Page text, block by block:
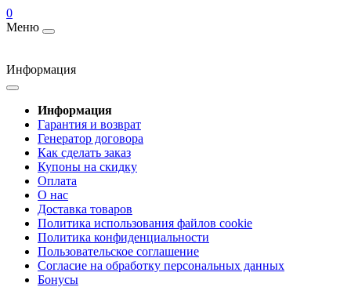
0
Меню
Информация
Информация
Гарантия и возврат
Генератор договора
Как сделать заказ
Купоны на скидку
Оплата
О нас
Доставка товаров
Политика использования файлов cookie
Политика конфиденциальности
Пользовательское соглашение
Согласие на обработку персональных данных
Бонусы